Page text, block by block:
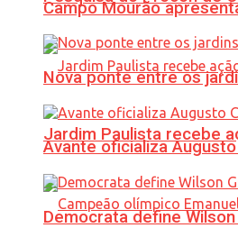
Jardim Paulista recebe
Campo Mourão
Nova ponte entre os
Avante oficializa
Democrata define